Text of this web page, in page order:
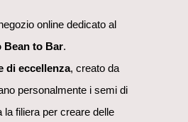
online dedicato al
Bean to Bar.
di eccellenza, creato da
personalmente i semi di
filiera per creare delle